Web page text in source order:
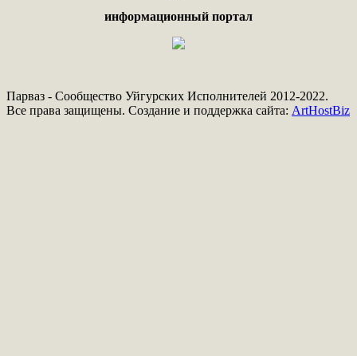
информационный портал
Парваз - Сообщество Уйгурских Исполнителей 2012-2022.
Все права защищены. Создание и поддержка сайта: ArtHostBiz